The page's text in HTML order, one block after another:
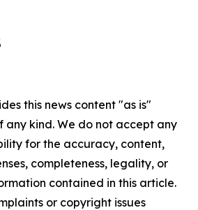
this news content "as is"
kind. We do not accept any
for the accuracy, content,
completeness, legality, or
contained in this article.
or copyright issues